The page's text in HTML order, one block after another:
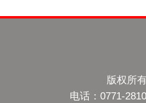
版权所
电话：0771-